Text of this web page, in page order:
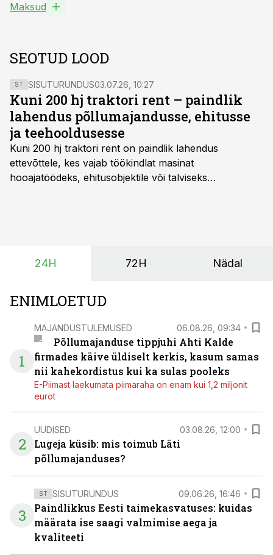
Maksud
SEOTUD LOOD
ST SISUTURUNDUS03.07.26, 10:27
Kuni 200 hj traktori rent – paindlik
lahendus põllumajandusse, ehitusse
ja teehooldusesse
Kuni 200 hj traktori rent on paindlik lahendus
ettevõttele, kes vajab töökindlat masinat
hooajatöödeks, ehitusobjektile või talviseks
on suurim ning iga töötund on oluline.
24H 72H Nädal
ENIMLOETUD
1
MAJANDUSTULEMUSED 06.08.26, 09:34
Põllumajanduse tippjuhi Ahti Kalde
firmades käive üldiselt kerkis, kasum samas
nii kahekordistus kui ka sulas pooleks
E-Piimast laekumata piimaraha on enam kui 1,2 miljonit
eurot
2
UUDISED 03.08.26, 12:00
Lugeja küsib: mis toimub Läti
põllumajanduses?
3
ST SISUTURUNDUS 09.06.26, 16:46
Paindlikkus Eesti taimekasvatuses: kuidas
määrata ise saagi valmimise aega ja
kvaliteeti